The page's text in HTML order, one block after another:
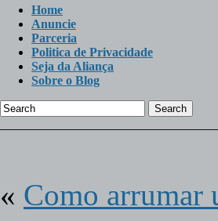
Home
Anuncie
Parceria
Politica de Privacidade
Seja da Aliança
Sobre o Blog
Search
« Como arrumar